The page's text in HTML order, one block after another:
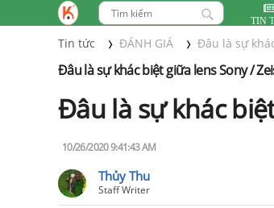
TIN
Tin tức ĐÁNH GIÁ Đâu là sự
Đâu là sự khác biệt giữa lens Sony /
Đâu là sự khác
10/26/2020 9:41:43 AM
Thủy Thu
Staff Writer